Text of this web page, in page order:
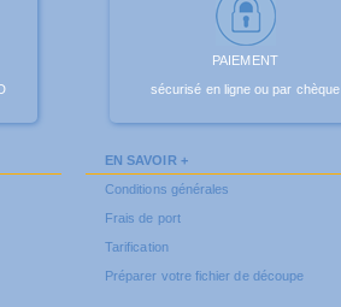
PAIEMENT
sécurisé en ligne ou par chèque
EN SAVOIR +
Conditions générales
Frais de port
Tarification
Préparer votre fichier de découpe